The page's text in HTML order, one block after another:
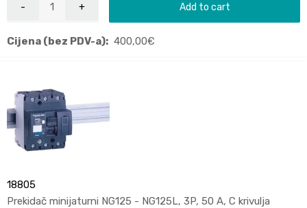
Add to cart
Cijena (bez PDV-a): 400,00€
18805
Prekidač minijaturni NG125 - NG125L, 3P, 50 A, C krivulja